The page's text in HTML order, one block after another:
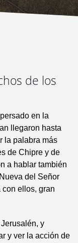
de los
en la
llegaron hasta
la palabra más
de Chipre y de
a hablar también
del Señor
ellos, gran
y
y ver la acción de